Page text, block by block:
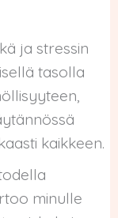
ja stressin
tasolla
kaikkeen.
minulle